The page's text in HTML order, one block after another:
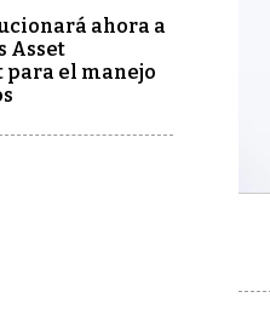
ahora a
Asset
para el manejo